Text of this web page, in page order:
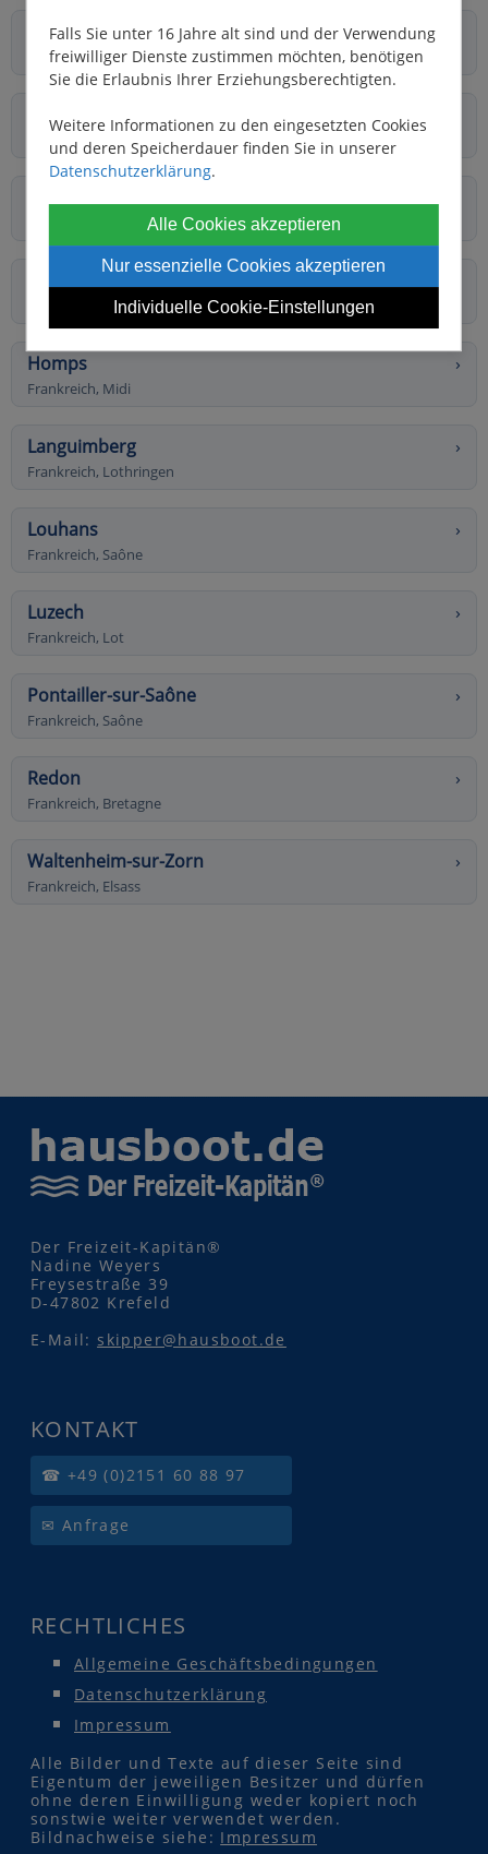
Falls Sie unter 16 Jahre alt sind und der Verwendung
freiwilliger Dienste zustimmen möchten, benötigen
Sie die Erlaubnis Ihrer Erziehungsberechtigten.
Weitere Informationen zu den eingesetzten Cookies
und deren Speicherdauer finden Sie in unserer
Datenschutzerklärung.
Alle Cookies akzeptieren
Nur essenzielle Cookies akzeptieren
Individuelle Cookie-Einstellungen
Cognac
Frankreich, Charente
Colombiers
Frankreich, Midi
Coulanges-sur-Yonne
Frankreich, Burgund
Digoin
Frankreich, Burgund
Homps ›
Frankreich, Midi
Languimberg ›
Frankreich, Lothringen
Louhans ›
Frankreich, Saône
Luzech ›
Frankreich, Lot
Pontailler-sur-Saône ›
Frankreich, Saône
Redon ›
Frankreich, Bretagne
Waltenheim-sur-Zorn ›
Frankreich, Elsass
Der Freizeit-Kapitän®
Nadine Weyers
Freysestraße 39
D-47802 Krefeld
E-Mail: skipper@hausboot.de
KONTAKT
☎ +49 (0)2151 60 88 97
✉ Anfrage
RECHTLICHES
Allgemeine Geschäftsbedingungen
Datenschutzerklärung
Impressum
Alle Bilder und Texte auf dieser Seite sind
Eigentum der jeweiligen Besitzer und dürfen
ohne deren Einwilligung weder kopiert noch
sonstwie weiter verwendet werden.
Bildnachweise siehe: Impressum